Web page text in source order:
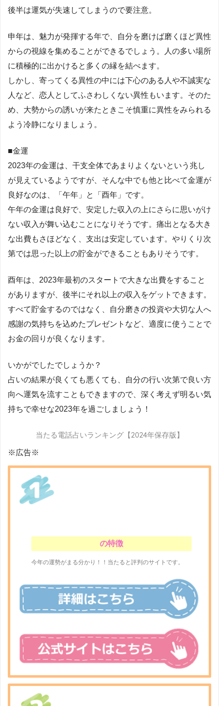
後半は運気が失速してしまうので要注意。
申年は、魅力が発揮する年で、自分を磨けば磨くほど異性
からの視線を集めることができるでしょう。人の多い場所
に積極的に出かけると多くの縁を結べます。
しかし、寄ってくる異性の中には下心のある人や不誠実な
人など、恋人としてふさわしくない異性もいます。そのた
め、大勢からの誘いが来たときこそ慎重に異性をみられる
よう冷静になりましょう。
■金運
2023年の金運は、干支全体であまりよくないという兆し
が見えているようですが、そんな中でも他と比べて金運が
良好なのは、「午年」と「酉年」です。
午年の金運は良好で、安定した収入の上にさらに思いがけ
ない収入が舞い込むことになりそうです。痛出となる大き
な出費もさほどなく、支出は安定しています。やりくり次
第では思った以上の貯金ができることもありそうです。
酉年は、2023年最初のスタートで大きな出費をすること
がありますが、後半にそれ以上の収入をゲットできます。
すべて貯金するのではなく、自分磨きの投資や大切な人へ
感謝の気持ちを込めたプレゼントなど、適度に使うことで
お金の回りが良くなります。
いかがでしたでしょうか？
占いの結果が良くても悪くても、自分の行い次第で良い方
向へ運気を流すこともできますので、深く考えず明るい気
持ちで幸せな2023年を過ごしましょう！
当たる電話占いランキング【2024年保存版】
※広告※
の特徴
今年の運勢がまる分かり！！当たると評判のサイトです。